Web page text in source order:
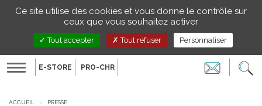
Toggle
FR
E-STORE PRO-CHR
ACCUEIL
PRESSE
Gestion de vos préférences sur les cookies
Ce site utilise des cookies et vous donne le contrôle sur
ceux que vous souhaitez activer
Tout accepter Tout refuser Personnaliser